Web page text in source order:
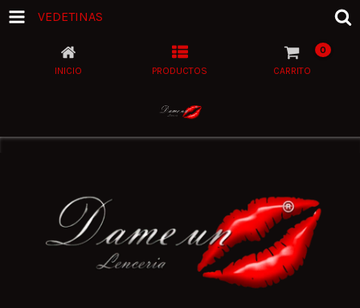
VEDETINAS
INICIO PRODUCTOS CARRITO
0